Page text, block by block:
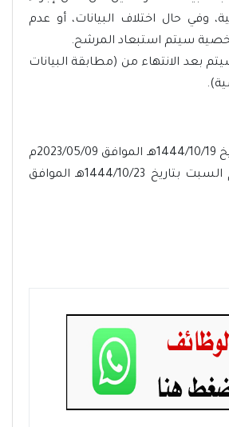
وفي حال اختلاف البيانات، أو عدم
سيتم استبعاد المرشح.
بعد الانتهاء من (مطابقة البيانات
من يوم الثلاثاء بتاريخ 1444/10/19هـ الموافق 2023/05/09م
وينتهي التقديم يوم السبت بتاريخ 1444/10/23هـ الموافق